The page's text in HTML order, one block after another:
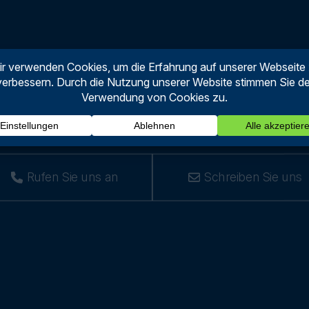
Ihre
Seit über 90 Jahren!
Rufen Sie uns an Schreiben Sie uns